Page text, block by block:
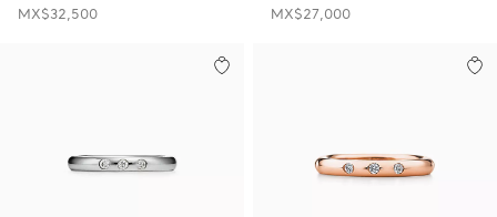
MX$32,500
MX$27,000